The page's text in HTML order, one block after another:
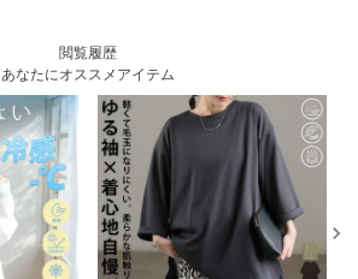
閲覧履歴
あなたにオススメアイテム